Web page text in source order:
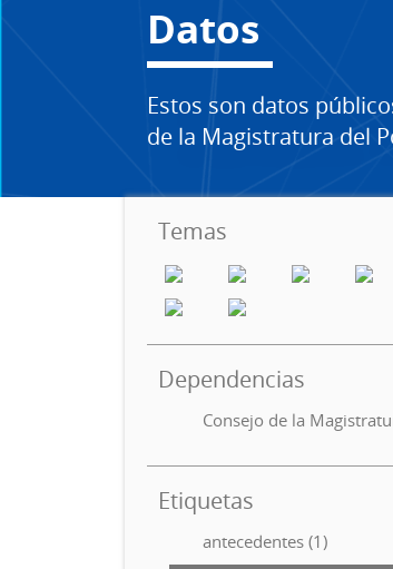
Datos
Estos son datos
de la Magistratura del
Temas
Dependencias
Consejo de la
Etiquetas
antecedentes (1)